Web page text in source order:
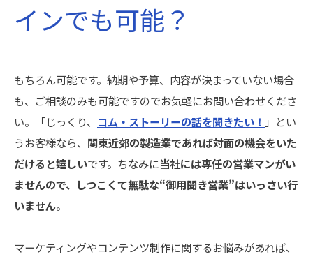
インでも可能？
もちろん可能です。納期や予算、内容が決まっていない場合
も、ご相談のみも可能ですのでお気軽にお問い合わせくださ
い。「じっくり、 コム・ストーリーの話を聞きたい！ 」とい
うお客様なら、 関東近郊の製造業であれば対面の機会をいた
だけると嬉しいです。ちなみに当社には専任の営業マンがい
ませんので、しつこくて無駄な“御用聞き営業”はいっさい行
いません。
マーケティングやコンテンツ制作に関するお悩みがあれば、